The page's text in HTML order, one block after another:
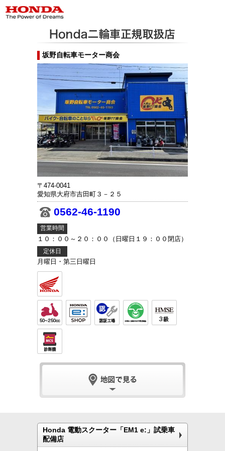
坂野自転車モーター商会
〒474-0041
愛知県大府市吉田町３－２５
0562-46-1190
営業時間
１０：００～２０：００（日曜日１９：００閉店）
定休日
月曜日・第三日曜日
Honda 電動スクーター「EM1 e:」試乗車
配備店